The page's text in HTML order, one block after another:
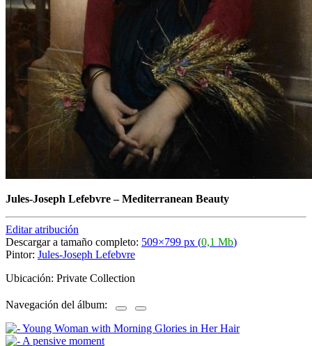
Jules-Joseph Lefebvre–Mediterranean Beauty
Editar atribución
Descargar a tamaño completo: 509×799 px (0,1 Mb)
Pintor: Jules-Joseph Lefebvre
Ubicación: Private Collection
Navegación del álbum: